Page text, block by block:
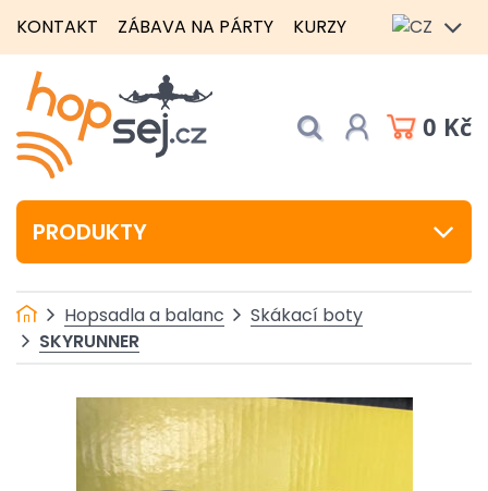
KONTAKT ZÁBAVA NA PÁRTY KURZY
0 Kč
PRODUKTY
Hopsadla a balanc
Skákací boty
SKYRUNNER